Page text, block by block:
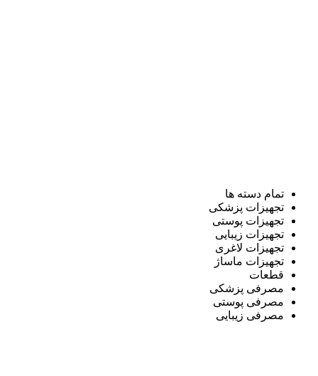
تمام دسته ها
تجهیزات پزشکی
تجهیزات پوستی
تجهیزات زیبایی
تجهیزات لاغری
تجهیزات ماساژ
قطعات
مصرفی پزشکی
مصرفی پوستی
مصرفی زیبایی